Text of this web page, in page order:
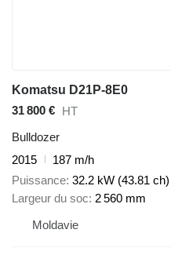
Komatsu D21P-8E0
31 800 €
HT
Bulldozer
2015
187 m/h
Puissance 32.2 kW (43.81 ch)
Largeur du soc 2 560 mm
Moldavie